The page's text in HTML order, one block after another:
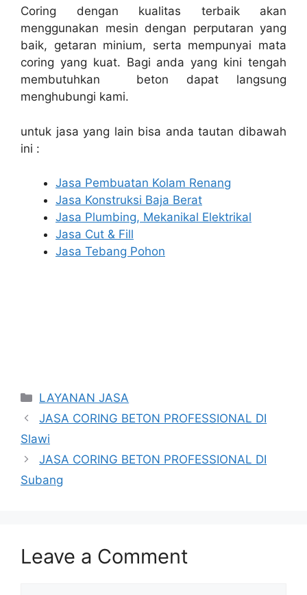
Coring dengan kualitas terbaik akan
menggunakan mesin dengan perputaran yang
baik, getaran minium, serta mempunyai mata
coring yang kuat. Bagi anda yang kini tengah
membutuhkan beton dapat langsung
menghubungi kami.
untuk jasa yang lain bisa anda tautan dibawah
ini :
Jasa Pembuatan Kolam Renang
Jasa Konstruksi Baja Berat
Jasa Plumbing, Mekanikal Elektrikal
Jasa Cut & Fill
Jasa Tebang Pohon
Categories
LAYANAN JASA
JASA CORING BETON PROFESSIONAL DI
Slawi
JASA CORING BETON PROFESSIONAL DI
Subang
Leave a Comment